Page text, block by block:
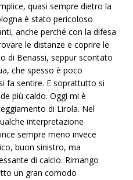
quasi sempre dietro la
è stato pericoloso
anche perché con la difesa
le distanze e coprire le
di Benassi, seppur scontato
che spesso è poco
fa sentire. E soprattutto si
più caldo. Oggi mi è
di Lirola. Nel
interpretazione
sempre meno invece
buon sinistro, ma
di calcio. Rimango
un gran comodo